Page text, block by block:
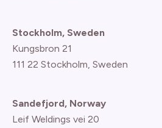
Stockholm, Sweden
Kungsbron 21
111 22 Stockholm, Sweden
Sandefjord, Norway
Leif Weldings vei 20